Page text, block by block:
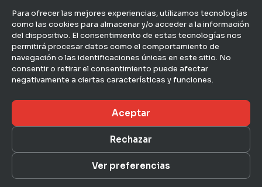
Para ofrecer las mejores experiencias, utilizamos tecnologías
como las cookies para almacenar y/o acceder a la información
del dispositivo. El consentimiento de estas tecnologías nos
permitirá procesar datos como el comportamiento de
navegación o las identificaciones únicas en este sitio. No
consentir o retirar el consentimiento puede afectar
negativamente a ciertas características y funciones.
Aceptar
Rechazar
Ver preferencias
FEDACOVA Informa
Jurídico Laboral
CONTACTO
C/ Hernán Cortés, 4 — 1ª
46004 Valencia
fedacova@fedacova.org
© 2026 FEDACOVA · Federación Empresarial de
Agroalimentación de la Comunidad Valenciana
Privacidad